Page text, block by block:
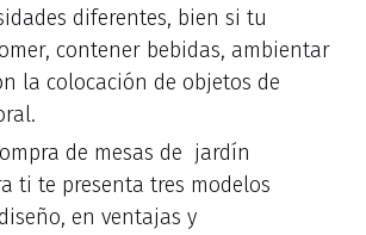
diferentes, bien si tu
contener bebidas, ambientar
la colocación de objetos de
de mesas de jardín
ti te presenta tres modelos
en ventajas y